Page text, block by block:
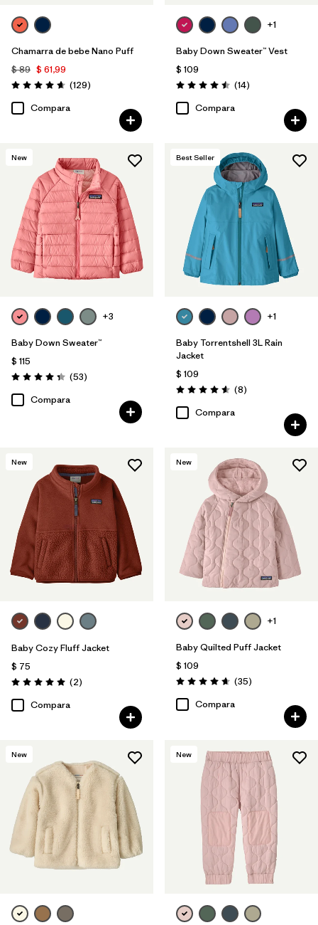
Chamarra de bebe Nano Puff
$ 89 $ 61,99
Valoración: 4.7 / 5
(129Comentarios
)
Compara
+1
Baby Down Sweater™ Vest
$ 109
Valoración: 4.5 / 5
(14Comentarios
)
Compara
New
+3
Baby Down Sweater™
$ 115
Valoración: 4.4 / 5
(53Comentarios
)
Compara
Best Seller
+1
Baby Torrentshell 3L Rain
Jacket
$ 109
Valoración: 4.6 / 5
(8Comentarios
)
Compara
New
Baby Cozy Fluff Jacket
$ 75
Valoración: 5.0 / 5
(2Comentarios
)
Compara
New
+1
Baby Quilted Puff Jacket
$ 109
Valoración: 4.7 / 5
(35Comentarios
)
Compara
New New